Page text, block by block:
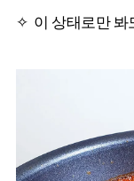
✧ 이 상태로만 봐